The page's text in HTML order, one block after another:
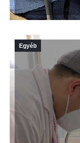
Egyéb